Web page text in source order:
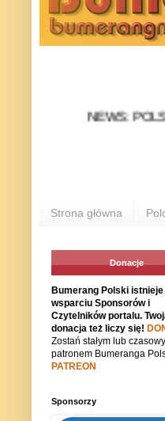
NEWS: POLSKA:
Strona główna
Donacje
Bumerang Polski
wsparciu Sponsorów i
Czytelników portalu.
donacja też liczy się!
Zostań stałym lub
patronem Bumeranga
PATREON
Sponsorzy